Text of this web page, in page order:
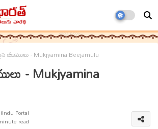
బీజములు - Mukjyamina Beejamulu
- Mukjyamina
Portal
read